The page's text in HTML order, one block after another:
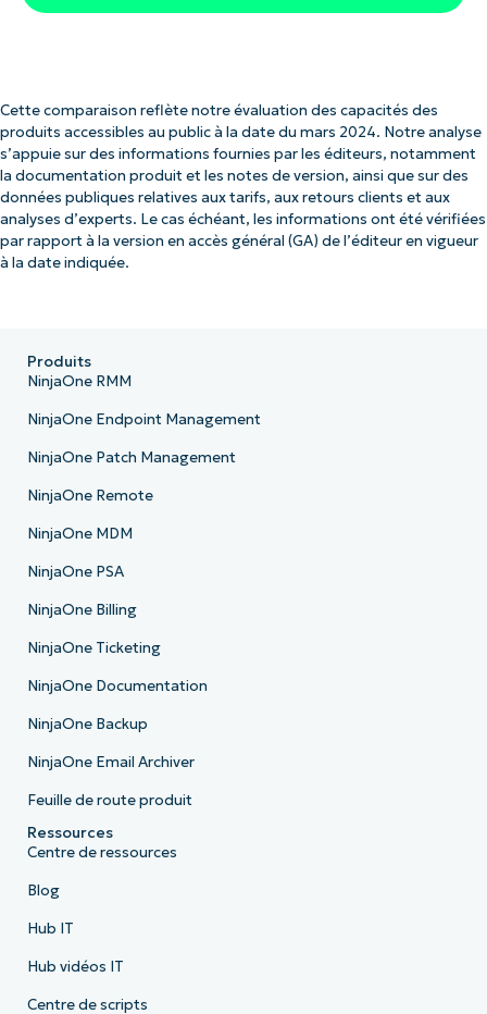
Cette comparaison reflète notre évaluation des capacités des
produits accessibles au public à la date du mars 2024. Notre analyse
s’appuie sur des informations fournies par les éditeurs, notamment
la documentation produit et les notes de version, ainsi que sur des
données publiques relatives aux tarifs, aux retours clients et aux
analyses d’experts. Le cas échéant, les informations ont été vérifiées
par rapport à la version en accès général (GA) de l’éditeur en vigueur
à la date indiquée.
Produits
NinjaOne RMM
NinjaOne Endpoint Management
NinjaOne Patch Management
NinjaOne Remote
NinjaOne MDM
NinjaOne PSA
NinjaOne Billing
NinjaOne Ticketing
NinjaOne Documentation
NinjaOne Backup
NinjaOne Email Archiver
Feuille de route produit
Ressources
Centre de ressources
Blog
Hub IT
Hub vidéos IT
Centre de scripts